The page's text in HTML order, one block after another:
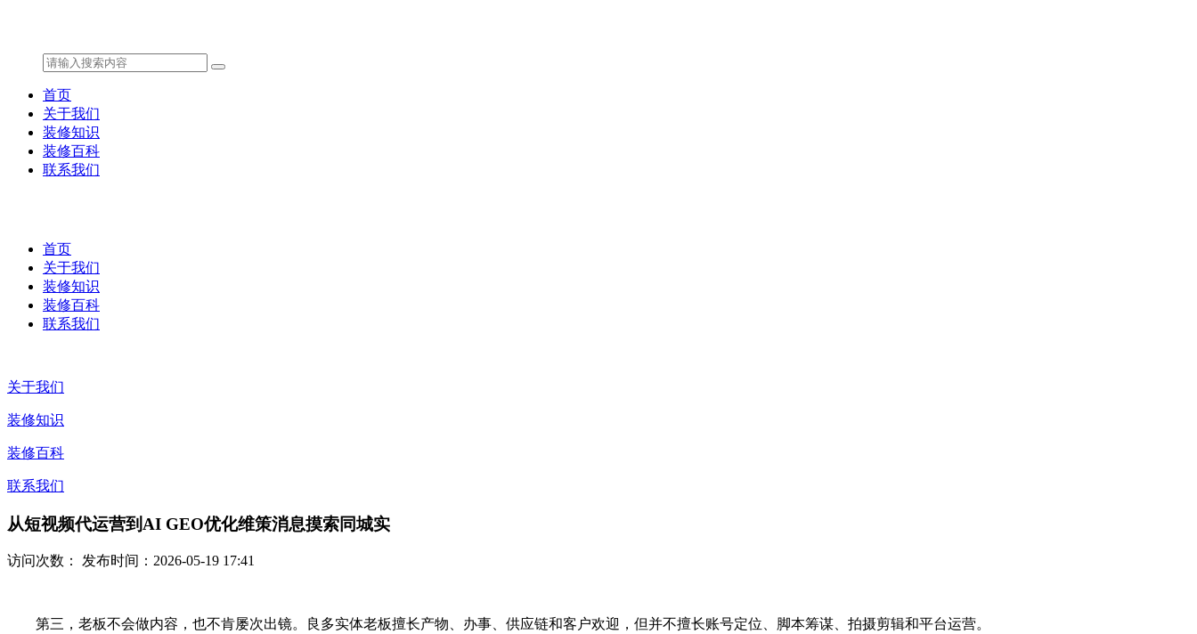
首页
关于我们
装修知识
装修百科
联系我们
首页
关于我们
装修知识
装修百科
联系我们
关于我们
装修知识
装修百科
联系我们
从短视频代运营到AI GEO优化维策消息摸索同城实
访问次数： 发布时间：2026-05-19 17:41
第三，老板不会做内容，也不肯屡次出镜。良多实体老板擅长产物、办事、供应链和客户欢迎，但并不擅长账号定位、脚本筹谋、拍摄剪辑和平台运营。